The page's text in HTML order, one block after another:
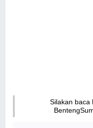
Silakan baca